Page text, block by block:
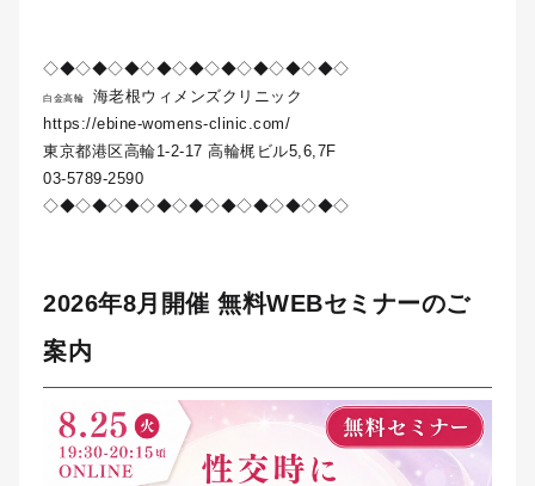
◇◆◇◆◇◆◇◆◇◆◇◆◇◆◇◆◇◆◇
白金高輪
海老根ウィメンズクリニック
https://ebine-womens-clinic.com/
東京都港区高輪1-2-17 高輪梶ビル5,6,7F
03-5789-2590
◇◆◇◆◇◆◇◆◇◆◇◆◇◆◇◆◇◆◇
2026年8月開催 無料WEBセミナーのご
案内